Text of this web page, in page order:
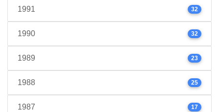
1991 32
1990 32
1989 23
1988 25
1987 17